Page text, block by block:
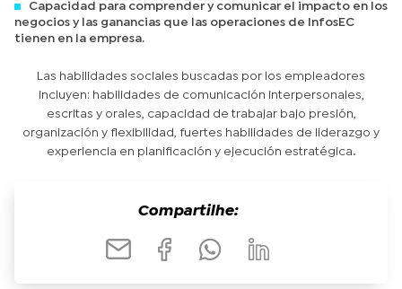
Capacidad para comprender y comunicar el impacto en los
negocios y las ganancias que las operaciones de InfosEC
tienen en la empresa.
Las habilidades sociales buscadas por los empleadores
incluyen: habilidades de comunicación interpersonales,
escritas y orales, capacidad de trabajar bajo presión,
organización y flexibilidad, fuertes habilidades de liderazgo y
experiencia en planificación y ejecución estratégica.
Compartilhe: